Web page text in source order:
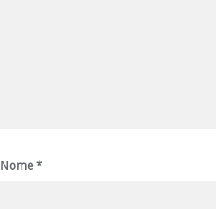
Nome*